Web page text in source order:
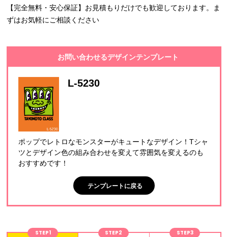
【完全無料・安心保証】お見積もりだけでも歓迎しております。ま
ずはお気軽にご相談ください
お問い合わせるデザインテンプレート
L-5230
ポップでレトロなモンスターがキュートなデザイン！Tシャ
ツとデザイン色の組み合わせを変えて雰囲気を変えるのも
おすすめです！
テンプレートに戻る
STEP1 STEP2 STEP3